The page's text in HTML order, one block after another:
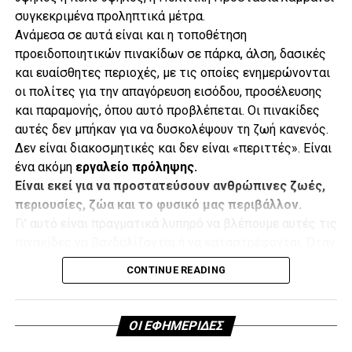
Κάθε υδροβόλο έχει εμβέλεια περίπου 73 μέτρων, ενώ η
γεώτρηση φτάνει σε βάθος 113 μέτρων. Παράλληλα, ο
διαθέτει πρόσθετα οχήματα και εναλλακτικά μέσα
υποστήριξης και πυρόσβεσης.
χρησιμοποιηθούν όλα αυτά είναι άλλη υπόθεση. Αλλά
.
.
.
συγκεκριμένα προληπτικά μέτρα.
Ανάμεσα σε αυτά είναι και η τοποθέτηση
προειδοποιητικών πινακίδων σε πάρκα, άλση, δασικές
και ευαίσθητες περιοχές, με τις οποίες ενημερώνονται
οι πολίτες για την απαγόρευση εισόδου, προσέλευσης
και παραμονής, όπου αυτό προβλέπεται. Οι πινακίδες
αυτές δεν μπήκαν για να δυσκολέψουν τη ζωή κανενός.
Δεν είναι διακοσμητικές και δεν είναι «περιττές». Είναι
ένα ακόμηεργαλείο πρόληψης.
Είναι εκεί για να προστατεύσουν ανθρώπινες ζωές,
περιουσίες, ζώα και το φυσικό μας περιβάλλον.
καταστρέφουμε μια προειδοποίηση κινδύνου, στην
ουσία αφαιρούμε ένα μικρό αλλά σημαντικό κομμάτι
από την αλυσίδα προστασίας.
Και ας είναι ξεκάθαρο: ο βανδαλισμός και η
καταστροφή δημόσιας περιουσίας και μέτρων που
CONTINUE READING
ΟΙ ΕΦΗΜΕΡΙΔΕΣ